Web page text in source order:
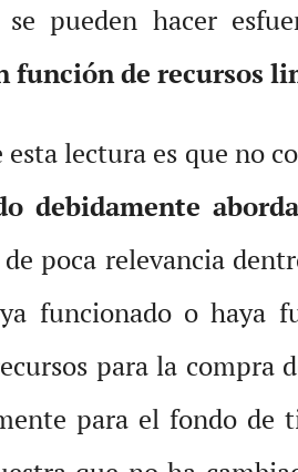
pueden hacer
función de recursos
lectura es que no
debidamente
poca relevancia
funcionado o haya
para la compra
para el fondo de